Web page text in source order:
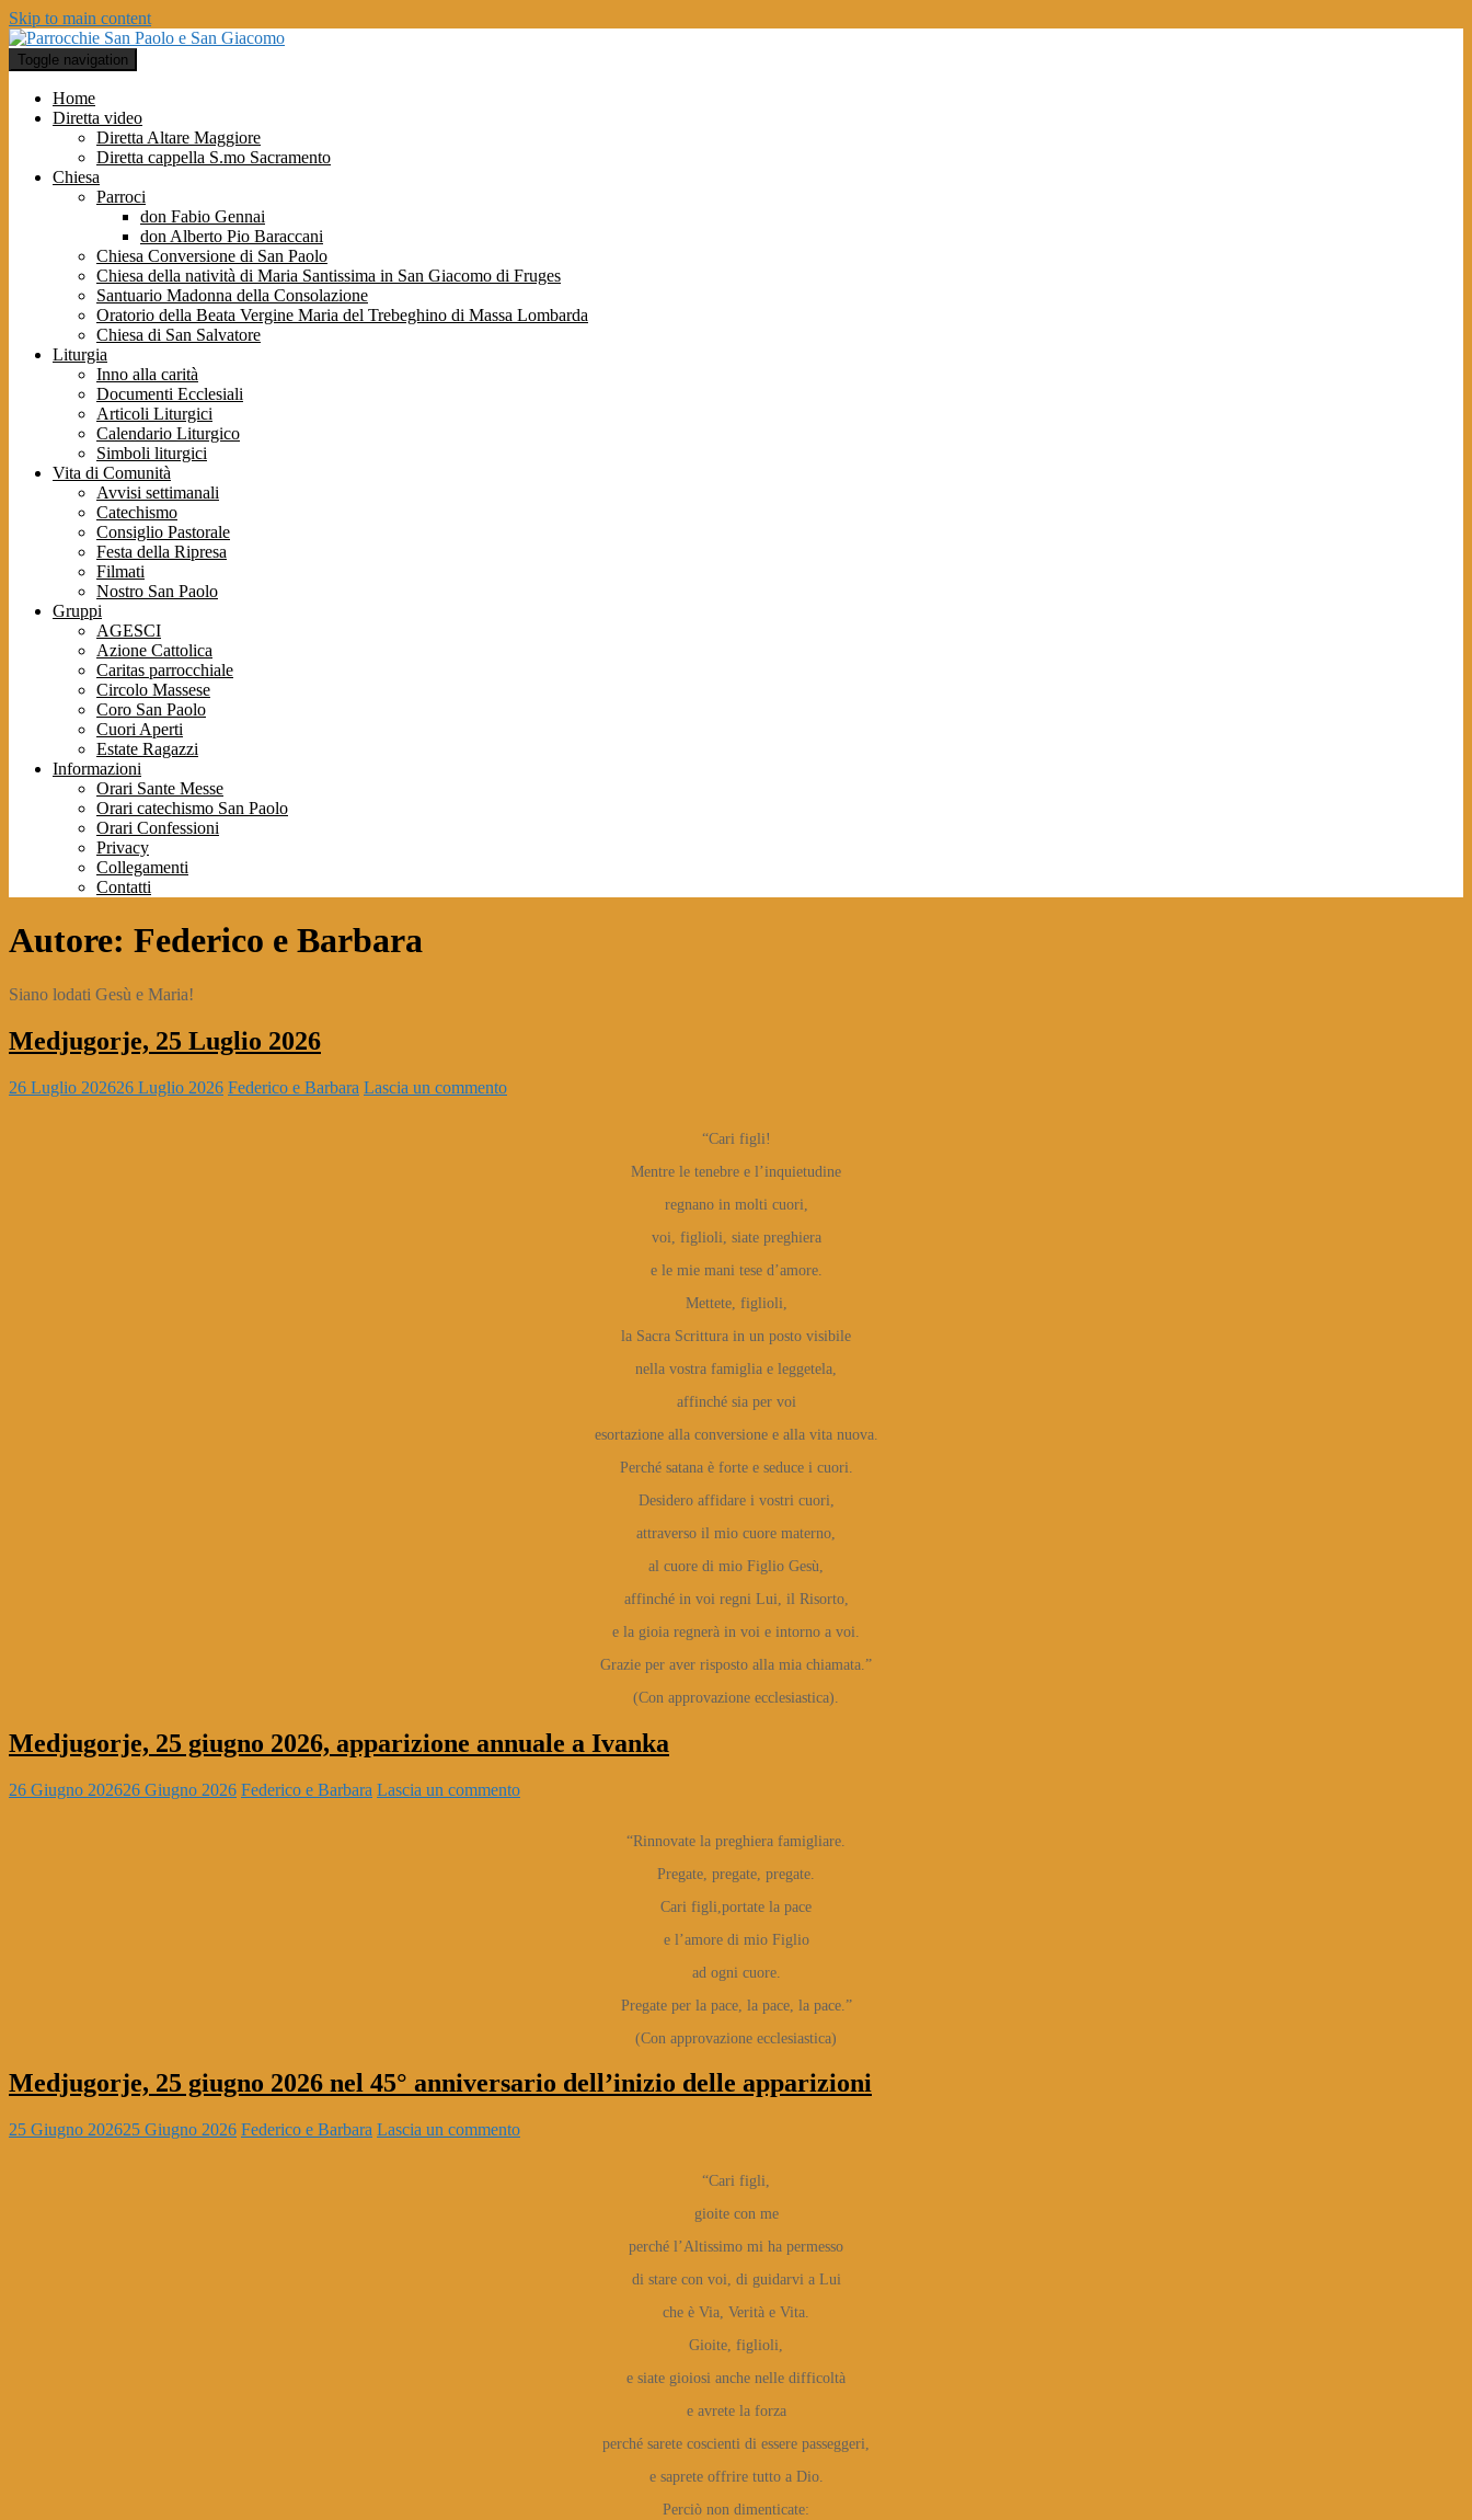
Skip to main content
Toggle navigation
Home
Diretta video
Diretta Altare Maggiore
Diretta cappella S.mo Sacramento
Chiesa
Parroci
don Fabio Gennai
don Alberto Pio Baraccani
Chiesa Conversione di San Paolo
Chiesa della natività di Maria Santissima in San Giacomo di Fruges
Santuario Madonna della Consolazione
Oratorio della Beata Vergine Maria del Trebeghino di Massa Lombarda
Chiesa di San Salvatore
Liturgia
Inno alla carità
Documenti Ecclesiali
Articoli Liturgici
Calendario Liturgico
Simboli liturgici
Vita di Comunità
Avvisi settimanali
Catechismo
Consiglio Pastorale
Festa della Ripresa
Filmati
Nostro San Paolo
Gruppi
AGESCI
Azione Cattolica
Caritas parrocchiale
Circolo Massese
Coro San Paolo
Cuori Aperti
Estate Ragazzi
Informazioni
Orari Sante Messe
Orari catechismo San Paolo
Orari Confessioni
Privacy
Collegamenti
Contatti
Autore: Federico e Barbara
Siano lodati Gesù e Maria!
Medjugorje, 25 Luglio 2026
26 Luglio 202626 Luglio 2026 Federico e Barbara Lascia un commento
“Cari figli!
Mentre le tenebre e l’inquietudine
regnano in molti cuori,
voi, figlioli, siate preghiera
e le mie mani tese d’amore.
Mettete, figlioli,
la Sacra Scrittura in un posto visibile
nella vostra famiglia e leggetela,
affinché sia per voi
esortazione alla conversione e alla vita nuova.
Perché satana è forte e seduce i cuori.
Desidero affidare i vostri cuori,
attraverso il mio cuore materno,
al cuore di mio Figlio Gesù,
affinché in voi regni Lui, il Risorto,
e la gioia regnerà in voi e intorno a voi.
Grazie per aver risposto alla mia chiamata.”
(Con approvazione ecclesiastica).
Medjugorje, 25 giugno 2026, apparizione annuale a Ivanka
26 Giugno 202626 Giugno 2026 Federico e Barbara Lascia un commento
“Rinnovate la preghiera famigliare.
Pregate, pregate, pregate.
Cari figli,portate la pace
e l’amore di mio Figlio
ad ogni cuore.
Pregate per la pace, la pace, la pace.”
(Con approvazione ecclesiastica)
Medjugorje, 25 giugno 2026 nel 45° anniversario dell’inizio delle apparizioni
25 Giugno 202625 Giugno 2026 Federico e Barbara Lascia un commento
“Cari figli,
gioite con me
perché l’Altissimo mi ha permesso
di stare con voi, di guidarvi a Lui
che è Via, Verità e Vita.
Gioite, figlioli,
e siate gioiosi anche nelle difficoltà
e avrete la forza
perché sarete coscienti di essere passeggeri,
e saprete offrire tutto a Dio.
Perciò non dimenticate: